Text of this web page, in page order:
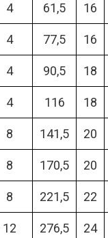
4 61,5 16
4 77,5 16
4 90,5 18
4 116 18
8 141,5 20
8 170,5 20
8 221,5 22
12 276,5 24